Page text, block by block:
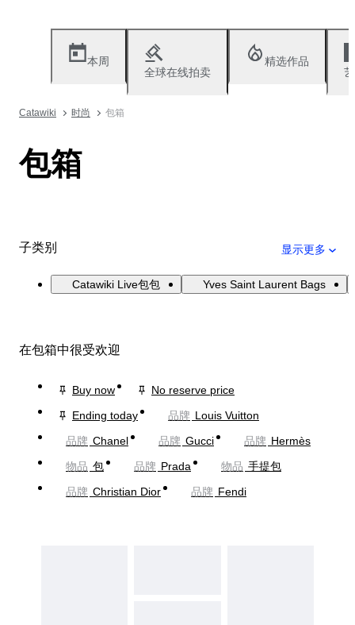
本周
全球在线拍卖
精选作品
Catawiki 时尚 包箱
包箱
子类别 显示更多
Catawiki Live包包 Yves Saint Laurent Bags
在包箱中很受欢迎
Buy now
No reserve price
Ending today
品牌 Louis Vuitton
品牌 Chanel 品牌 Gucci 品牌 Hermès
物品 包 品牌 Prada 物品 手提包
品牌 Christian Dior 品牌 Fendi